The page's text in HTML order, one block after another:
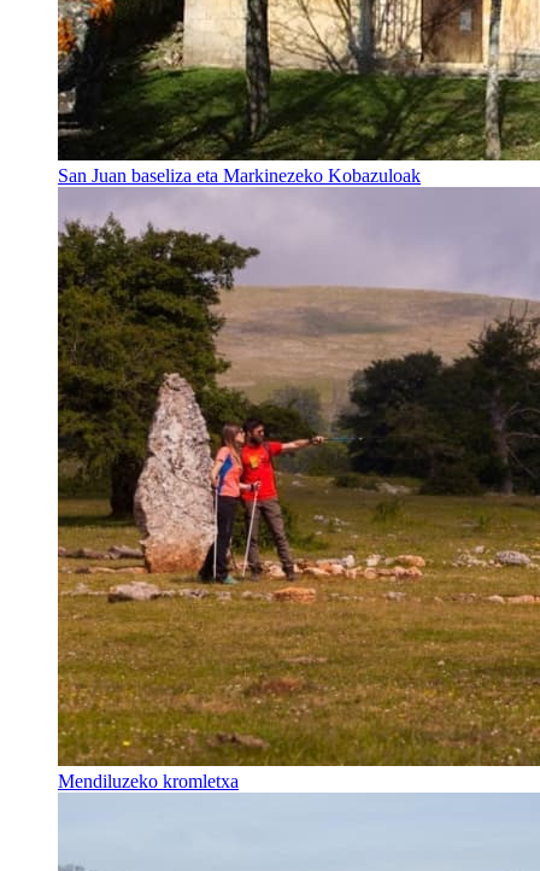
San Juan baseliza eta Markinezeko Kobazuloak
Mendiluzeko kromletxa